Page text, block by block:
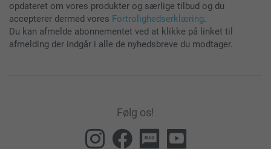
opdateret om vores produkter og særlige tilbud og du
accepterer dermed vores Fortrolighedserklæring.
Du kan afmelde abonnementet ved at klikke på linket til
afmelding der indgår i alle de nyhedsbreve du modtager.
Følg os!